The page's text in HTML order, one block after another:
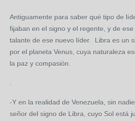
Antiguamente para saber qué tipo de
fijaban en el signo y el regente, y de
talante de ese nuevo líder. Libra es un
por el planeta Venus, cuya naturaleza
la paz y compasión.
-Y en la realidad de Venezuela, sin
señor del signo de Libra, cuyo Sol está